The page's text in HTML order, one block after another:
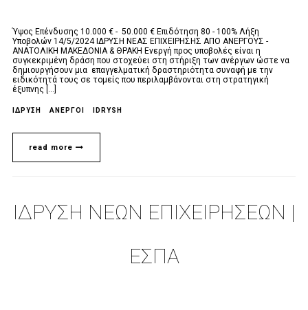
Ύψος Επένδυσης 10.000 € - 50.000 € Επιδότηση 80 - 100% Λήξη
Υποβολών 14/5/2024 ΙΔΡΥΣΗ ΝΕΑΣ ΕΠΙΧΕΙΡΗΣΗΣ ΑΠΟ ΑΝΕΡΓΟΥΣ -
ΑΝΑΤΟΛΙΚΗ ΜΑΚΕΔΟΝΙΑ & ΘΡΑΚΗ Ενεργή προς υποβολές είναι η
συγκεκριμένη δράση που στοχεύει στη στήριξη των ανέργων ώστε να
δημιουργήσουν μια επαγγελματική δραστηριότητα συναφή με την
ειδικότητά τους σε τομείς που περιλαμβάνονται στη στρατηγική
έξυπνης [...]
ΙΔΡΥΣΗ ΆΝΕΡΓΟΙ IDRYSH
read more
ΙΔΡΥΣΗ ΝΕΩΝ ΕΠΙΧΕΙΡΗΣΕΩΝ |
ΕΣΠΑ